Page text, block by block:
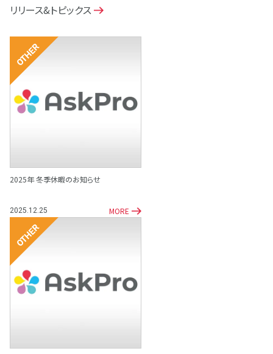
リリース&トピックス
その他
2025年 冬季休暇のお知らせ
2025.12.25 MORE
その他